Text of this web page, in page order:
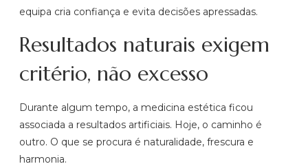
equipa cria confiança e evita decisões apressadas.
Resultados naturais exigem
critério, não excesso
Durante algum tempo, a medicina estética ficou
associada a resultados artificiais. Hoje, o caminho é
outro. O que se procura é naturalidade, frescura e
harmonia.